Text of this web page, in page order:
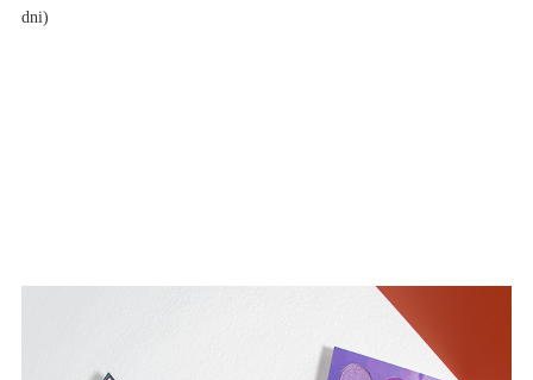
dni)